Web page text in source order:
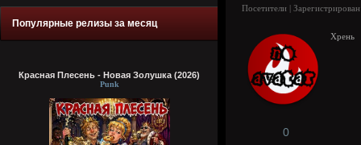
Популярные релизы за месяц
Красная Плесень - Новая Золушка (2026)
Punk
Посетители |
Хрень
0